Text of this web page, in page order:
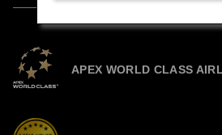
APEX WORLD CLASS